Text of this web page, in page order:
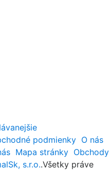
podmienky O nás
Mapa stránky Obchody
s.r.o..Všetky práve